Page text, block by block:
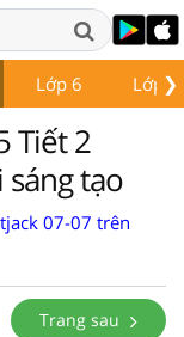
❯
Lớp 6 Lớp 7
Tiết 2
tạo
07-07 trên
Trang sau